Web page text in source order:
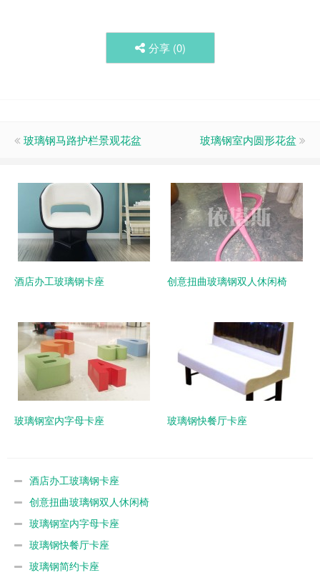
分享 (0)
玻璃钢马路护栏景观花盆 玻璃钢室内圆形花盆
酒店办工玻璃钢卡座 创意扭曲玻璃钢双人休闲椅
玻璃钢室内字母卡座 玻璃钢快餐厅卡座
酒店办工玻璃钢卡座
创意扭曲玻璃钢双人休闲椅
玻璃钢室内字母卡座
玻璃钢快餐厅卡座
玻璃钢简约卡座